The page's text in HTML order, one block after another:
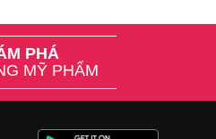
PHÁ
MỸ PHẨM